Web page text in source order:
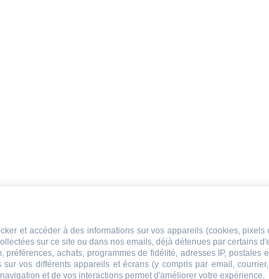
et accéder à des informations sur vos appareils (cookies,
sur ce site ou dans nos emails, déjà détenues par certains
préférences, achats, programmes de fidélité, adresses IP,
vos différents appareils et écrans (y compris par email,
et de vos interactions permet d'améliorer votre expérience.